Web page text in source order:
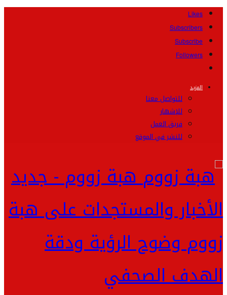
Likes
Subscribers
Subscribe
Followers
المزيد
للتواصل معنا
للإشهار
فريق العمل
للنشر في الموقع
هبة زووم - جديد
الأخبار والمستجدات على هبة
زووم وضوح الرؤية ودقة
الهدف الصحفي